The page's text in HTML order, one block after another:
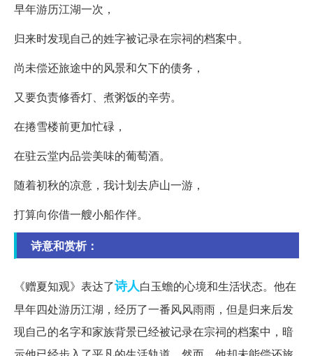
早年游历江湖一次，
归来时发现自己的姓字被记录在宗祠的档案中。
尚未偿还旅途中的风景和欠下的债务，
又要负责修香灯、煮粥饭的辛劳。
在捲雪楼前更加忙碌，
在驻云堂内品尝美味的葡萄酒。
随着初秋的凉意，我计划去庐山一游，
打算向你借一艘小船作伴。
诗意和赏析：
《赠夏知观》表达了诗人白玉蟾的心境和生活状态。他在
早年四处游历江湖，经历了一番风风雨雨，但是归来后发
现自己的名字和家族背景已经被记录在宗祠的档案中，暗